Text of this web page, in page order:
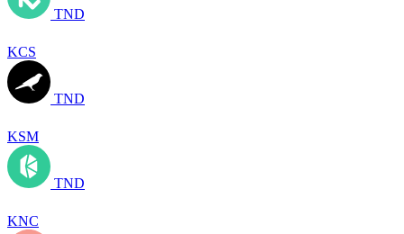
TND
KCS
TND
KSM
TND
KNC